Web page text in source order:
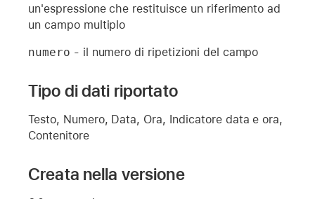
un'espressione che restituisce un riferimento ad
un campo multiplo
numero - il numero di ripetizioni del campo
Tipo di dati riportato
Testo, Numero, Data, Ora, Indicatore data e ora,
Contenitore
Creata nella versione